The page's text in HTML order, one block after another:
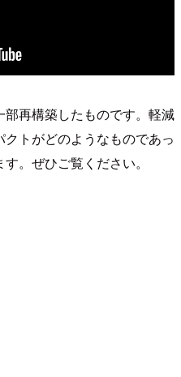
再構築したものです。軽減
トがどのようなものであっ
。ぜひご覧ください。